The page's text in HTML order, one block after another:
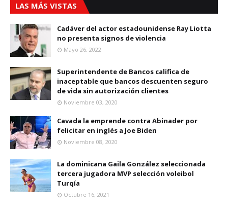
LAS MÁS VISTAS
Cadáver del actor estadounidense Ray Liotta
no presenta signos de violencia
Mayo 26, 2022
Superintendente de Bancos califica de
inaceptable que bancos descuenten seguro
de vida sin autorización clientes
Noviembre 03, 2020
Cavada la emprende contra Abinader por
felicitar en inglés a Joe Biden
Noviembre 08, 2020
La dominicana Gaila González seleccionada
tercera jugadora MVP selección voleibol
Turqía
Octubre 16, 2021